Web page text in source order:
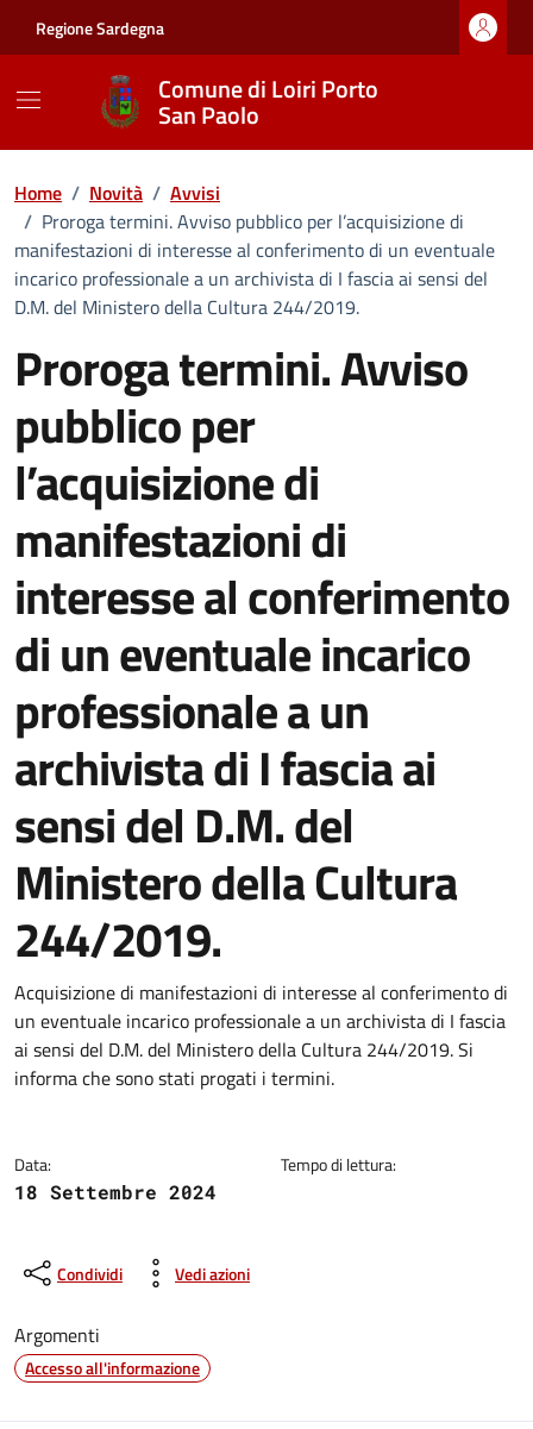
Regione Sardegna
Comune di Loiri Porto
San Paolo
Home / Novità / Avvisi
/ Proroga termini. Avviso pubblico per l’acquisizione di
manifestazioni di interesse al conferimento di un eventuale
incarico professionale a un archivista di I fascia ai sensi del
D.M. del Ministero della Cultura 244/2019.
Proroga termini. Avviso
pubblico per
l’acquisizione di
manifestazioni di
interesse al conferimento
di un eventuale incarico
professionale a un
archivista di I fascia ai
sensi del D.M. del
Ministero della Cultura
244/2019.
Dettagli della notizia
Acquisizione di manifestazioni di interesse al conferimento di
un eventuale incarico professionale a un archivista di I fascia
ai sensi del D.M. del Ministero della Cultura 244/2019. Si
informa che sono stati progati i termini.
Data:
18 Settembre 2024
Tempo di lettura:
Condividi Vedi azioni
Argomenti
Accesso all'informazione